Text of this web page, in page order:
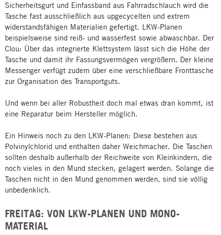
Sicherheitsgurt und Einfassband aus Fahrradschlauch wird die
Tasche fast ausschließlich aus upgecycelten und extrem
widerstandsfähigen Materialien gefertigt. LKW-Planen
beispielsweise sind reiß- und wasserfest sowie abwaschbar. Der
Clou: Über das integrierte Klettsystem lässt sich die Höhe der
Tasche und damit ihr Fassungsvermögen vergrößern. Der kleine
Messenger verfügt zudem über eine verschließbare Fronttasche
zur Organisation des Transportguts.
Und wenn bei aller Robustheit doch mal etwas dran kommt, ist
eine Reparatur beim Hersteller möglich.
Ein Hinweis noch zu den LKW-Planen: Diese bestehen aus
Polvinylchlorid und enthalten daher Weichmacher. Die Taschen
sollten deshalb außerhalb der Reichweite von Kleinkindern, die
noch vieles in den Mund stecken, gelagert werden. Solange die
Taschen nicht in den Mund genommen werden, sind sie völlig
unbedenklich.
FREITAG: VON LKW-PLANEN UND MONO-
MATERIAL